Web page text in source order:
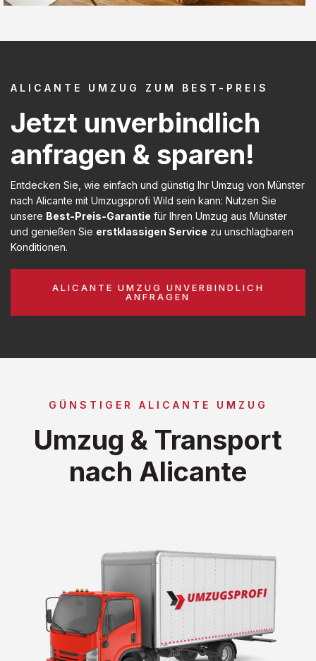
ALICANTE UMZUG ZUM BEST-PREIS
Jetzt unverbindlich
anfragen & sparen!
Entdecken Sie, wie einfach und günstig Ihr Umzug von Münster
nach Alicante mit Umzugsprofi Wild sein kann: Nutzen Sie
unsere Best-Preis-Garantie für Ihren Umzug aus Münster
und genießen Sie erstklassigen Service zu unschlagbaren
Konditionen.
ALICANTE UMZUG UNVERBINDLICH
ANFRAGEN
GÜNSTIGER ALICANTE UMZUG
Umzug & Transport
nach Alicante